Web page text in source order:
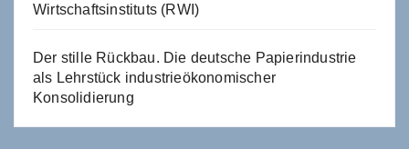
Wirtschaftsinstituts (RWI)
Der stille Rückbau. Die deutsche Papierindustrie
als Lehrstück industrieökonomischer
Konsolidierung